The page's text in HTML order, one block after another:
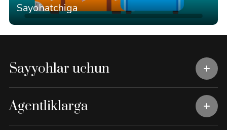
Sayohatchiga
Sayyohlar uchun
Agentliklarga